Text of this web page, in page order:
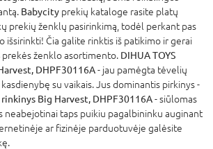
Babycity prekių kataloge rasite platų
prekių ženklų pasirinkimą, todėl perkant pas
išsirinkti! Čia galite rinktis iš patikimo ir gerai
prekės ženklo asortimento. DIHUA TOYS
DHPF30116A- jau pamėgta tėvelių
su vaikais. Jus dominantis pirkinys -
rinkinys Big Harvest, DHPF30116A- siūlomas
neabejotinai taps puikiu pagalbininku auginant
ar fizinėje parduotuvėje galėsite